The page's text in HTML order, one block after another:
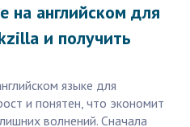
на английском для
и получить
языке для
и понятен, что экономит
волнений. Сначала